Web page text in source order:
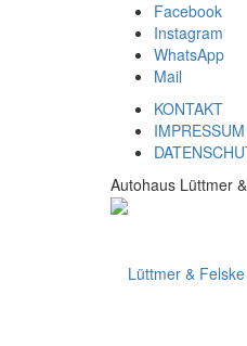
Facebook
Instagram
WhatsApp
Mail
KONTAKT
IMPRESSUM
Autohaus Lüttmer